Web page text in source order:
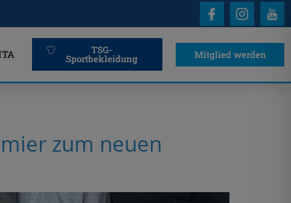
TSG-
Sportbekleidung Mitglied werden
zum neuen